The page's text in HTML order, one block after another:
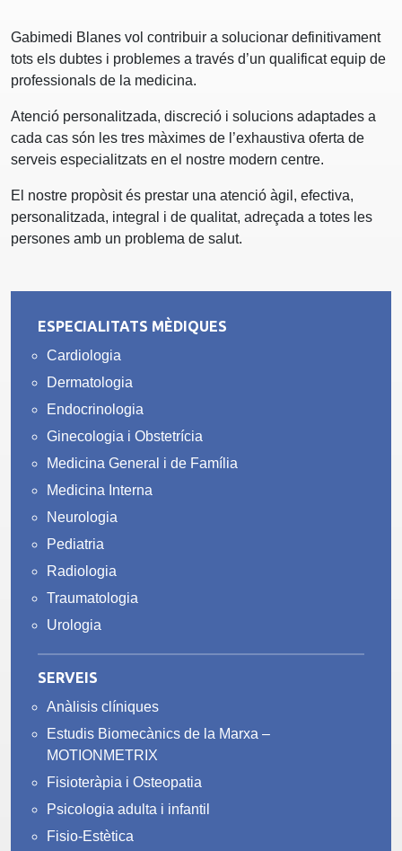
Gabimedi Blanes vol contribuir a solucionar definitivament
tots els dubtes i problemes a través d’un qualificat equip de
professionals de la medicina.
Atenció personalitzada, discreció i solucions adaptades a
cada cas són les tres màximes de l’exhaustiva oferta de
serveis especialitzats en el nostre modern centre.
El nostre propòsit és prestar una atenció àgil, efectiva,
personalitzada, integral i de qualitat, adreçada a totes les
persones amb un problema de salut.
ESPECIALITATS MÈDIQUES
Cardiologia
Dermatologia
Endocrinologia
Ginecologia i Obstetrícia
Medicina General i de Família
Medicina Interna
Neurologia
Pediatria
Radiologia
Traumatologia
Urologia
SERVEIS
Anàlisis clíniques
Estudis Biomecànics de la Marxa –
MOTIONMETRIX
Fisioteràpia i Osteopatia
Psicologia adulta i infantil
Fisio-Estètica